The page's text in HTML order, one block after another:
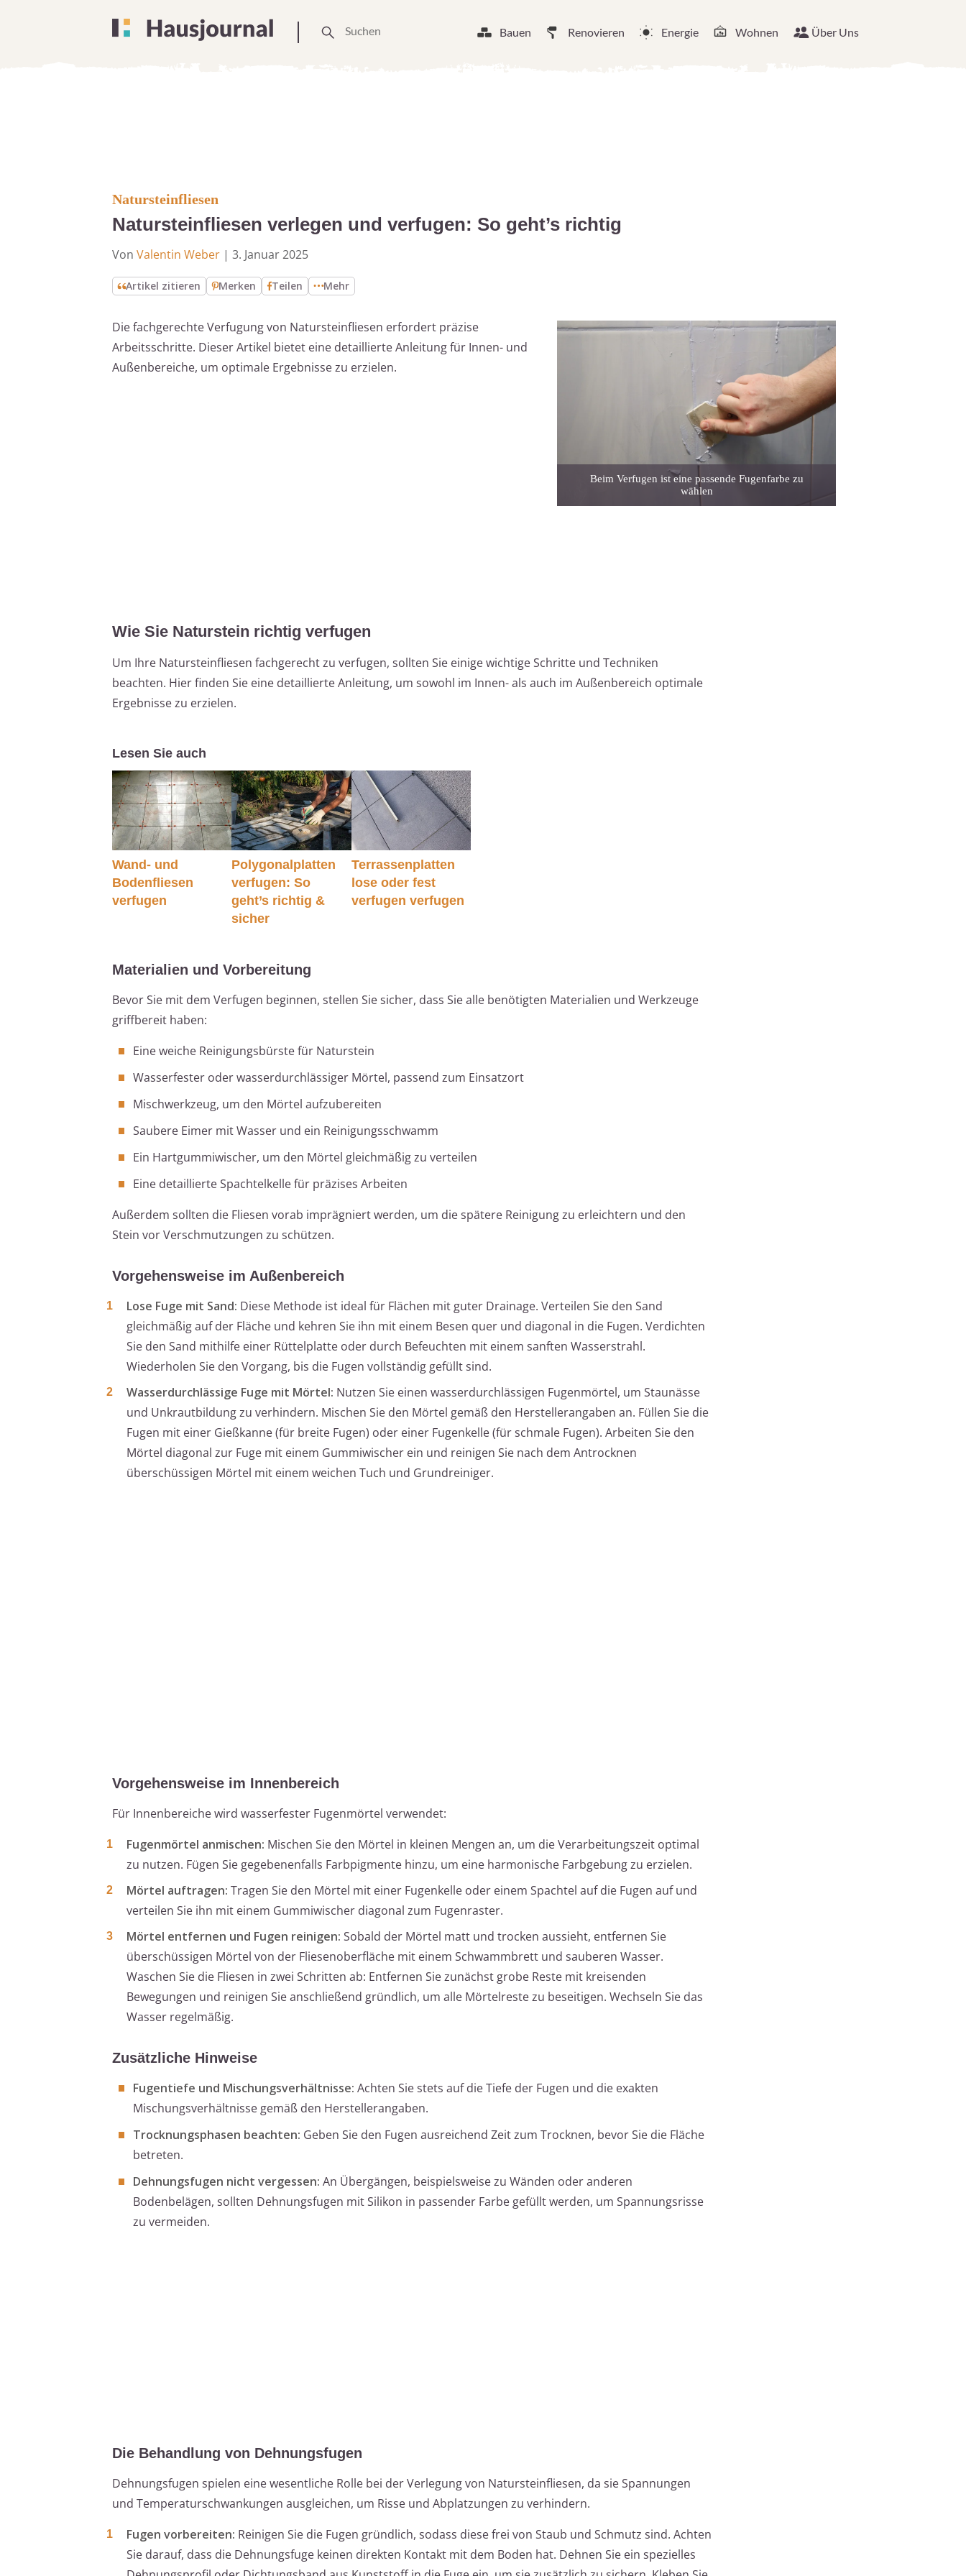
Bauen Renovieren Energie Wohnen Über Uns
Natursteinfliesen
Natursteinfliesen verlegen und verfugen: So geht’s richtig
Von Valentin Weber | 3. Januar 2025
Artikel zitieren Merken Teilen Mehr
Die fachgerechte Verfugung von Natursteinfliesen erfordert präzise
Arbeitsschritte. Dieser Artikel bietet eine detaillierte Anleitung für Innen- und
Außenbereiche, um optimale Ergebnisse zu erzielen.
Beim Verfugen ist eine passende Fugenfarbe zu
wählen
Wie Sie Naturstein richtig verfugen
Um Ihre Natursteinfliesen fachgerecht zu verfugen, sollten Sie einige wichtige Schritte und Techniken
beachten. Hier finden Sie eine detaillierte Anleitung, um sowohl im Innen- als auch im Außenbereich optimale
Ergebnisse zu erzielen.
Lesen Sie auch
Wand- und
Bodenfliesen
verfugen
Polygonalplatten
verfugen: So
geht’s richtig &
sicher
Terrassenplatten
lose oder fest
verfugen verfugen
Materialien und Vorbereitung
Bevor Sie mit dem Verfugen beginnen, stellen Sie sicher, dass Sie alle benötigten Materialien und Werkzeuge
griffbereit haben:
Eine weiche Reinigungsbürste für Naturstein
Wasserfester oder wasserdurchlässiger Mörtel, passend zum Einsatzort
Mischwerkzeug, um den Mörtel aufzubereiten
Saubere Eimer mit Wasser und ein Reinigungsschwamm
Ein Hartgummiwischer, um den Mörtel gleichmäßig zu verteilen
Eine detaillierte Spachtelkelle für präzises Arbeiten
Außerdem sollten die Fliesen vorab imprägniert werden, um die spätere Reinigung zu erleichtern und den
Stein vor Verschmutzungen zu schützen.
Vorgehensweise im Außenbereich
Lose Fuge mit Sand: Diese Methode ist ideal für Flächen mit guter Drainage. Verteilen Sie den Sand
gleichmäßig auf der Fläche und kehren Sie ihn mit einem Besen quer und diagonal in die Fugen. Verdichten
Sie den Sand mithilfe einer Rüttelplatte oder durch Befeuchten mit einem sanften Wasserstrahl.
Wiederholen Sie den Vorgang, bis die Fugen vollständig gefüllt sind.
Wasserdurchlässige Fuge mit Mörtel: Nutzen Sie einen wasserdurchlässigen Fugenmörtel, um Staunässe
und Unkrautbildung zu verhindern. Mischen Sie den Mörtel gemäß den Herstellerangaben an. Füllen Sie die
Fugen mit einer Gießkanne (für breite Fugen) oder einer Fugenkelle (für schmale Fugen). Arbeiten Sie den
Mörtel diagonal zur Fuge mit einem Gummiwischer ein und reinigen Sie nach dem Antrocknen
überschüssigen Mörtel mit einem weichen Tuch und Grundreiniger.
Vorgehensweise im Innenbereich
Für Innenbereiche wird wasserfester Fugenmörtel verwendet:
Fugenmörtel anmischen: Mischen Sie den Mörtel in kleinen Mengen an, um die Verarbeitungszeit optimal
zu nutzen. Fügen Sie gegebenenfalls Farbpigmente hinzu, um eine harmonische Farbgebung zu erzielen.
Mörtel auftragen: Tragen Sie den Mörtel mit einer Fugenkelle oder einem Spachtel auf die Fugen auf und
verteilen Sie ihn mit einem Gummiwischer diagonal zum Fugenraster.
Mörtel entfernen und Fugen reinigen: Sobald der Mörtel matt und trocken aussieht, entfernen Sie
überschüssigen Mörtel von der Fliesenoberfläche mit einem Schwammbrett und sauberen Wasser.
Waschen Sie die Fliesen in zwei Schritten ab: Entfernen Sie zunächst grobe Reste mit kreisenden
Bewegungen und reinigen Sie anschließend gründlich, um alle Mörtelreste zu beseitigen. Wechseln Sie das
Wasser regelmäßig.
Zusätzliche Hinweise
Fugentiefe und Mischungsverhältnisse: Achten Sie stets auf die Tiefe der Fugen und die exakten
Mischungsverhältnisse gemäß den Herstellerangaben.
Trocknungsphasen beachten: Geben Sie den Fugen ausreichend Zeit zum Trocknen, bevor Sie die Fläche
betreten.
Dehnungsfugen nicht vergessen: An Übergängen, beispielsweise zu Wänden oder anderen
Bodenbelägen, sollten Dehnungsfugen mit Silikon in passender Farbe gefüllt werden, um Spannungsrisse
zu vermeiden.
Die Behandlung von Dehnungsfugen
Dehnungsfugen spielen eine wesentliche Rolle bei der Verlegung von Natursteinfliesen, da sie Spannungen
und Temperaturschwankungen ausgleichen, um Risse und Abplatzungen zu verhindern.
Fugen vorbereiten: Reinigen Sie die Fugen gründlich, sodass diese frei von Staub und Schmutz sind. Achten
Sie darauf, dass die Dehnungsfuge keinen direkten Kontakt mit dem Boden hat. Dehnen Sie ein spezielles